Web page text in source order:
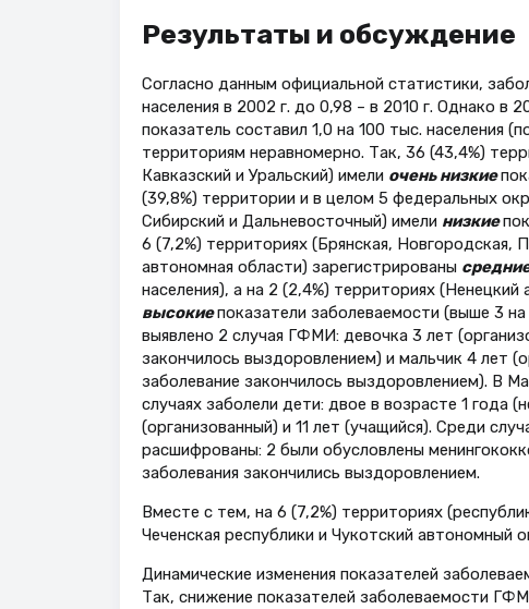
Результаты и обсуждение
Согласно данным официальной статистики,
населения в 2002 г. до 0,98 – в 2010 г. Однако в
показатель составил 1,0 на 100 тыс. населения
территориям неравномерно. Так, 36 (43,4%)
Кавказский и Уральский) имели очень низкие
(39,8%) территории и в целом 5 федеральных
Сибирский и Дальневосточный) имели низкие
6 (7,2%) территориях (Брянская, Новгородская,
автономная области) зарегистрированы
населения), а на 2 (2,4%) территориях
высокиепоказатели заболеваемости (выше 3
выявлено 2 случая ГФМИ: девочка 3 лет
закончилось выздоровлением) и мальчик 4 лет
заболевание закончилось выздоровлением). В
случаях заболели дети: двое в возрасте 1 года
(организованный) и 11 лет (учащийся). Среди
расшифрованы: 2 были обусловлены
заболевания закончились выздоровлением.
Вместе с тем, на 6 (7,2%) территориях
Чеченская республики и Чукотский автономный
Динамические изменения показателей
Так, снижение показателей заболеваемости